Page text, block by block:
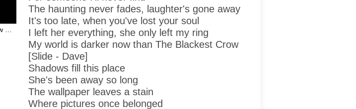
Megadeth - The blackest crow (Lyrics in description)
The haunting never fades, laughter's gone away
It's too late, when you've lost your soul
I left her everything, she only left my ring
My world is darker now than The Blackest Crow
[Slide - Dave]
Shadows fill this place
She's been away so long
The wallpaper leaves a stain
Where pictures once belonged